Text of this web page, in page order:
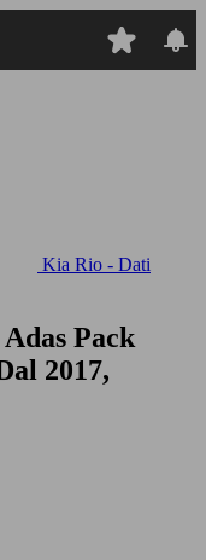
Kia Rio - Dati
Pack
2017,